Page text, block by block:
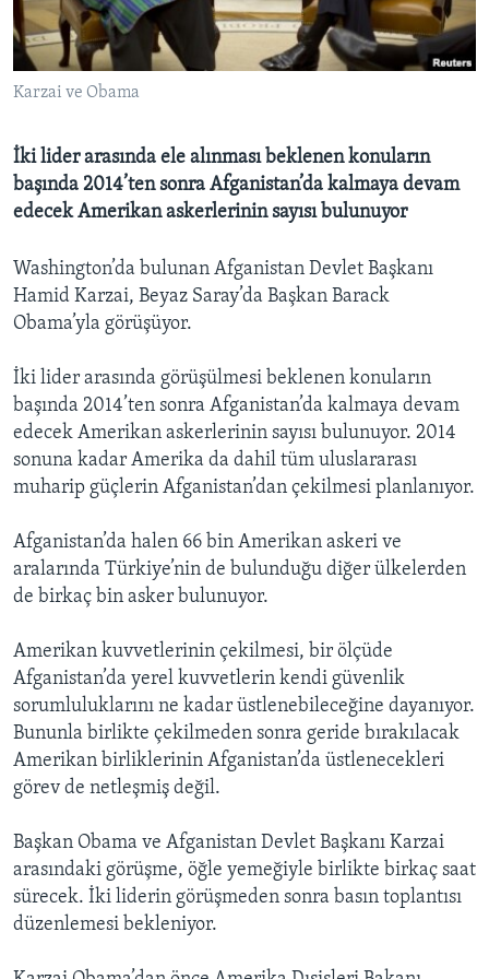
HAYATTAN
SANAT
BIZI TAKIP EDIN
Karzai ve Obama
İki lider arasında ele alınması beklenen konuların
başında 2014’ten sonra Afganistan’da kalmaya devam
edecek Amerikan askerlerinin sayısı bulunuyor
Washington’da bulunan Afganistan Devlet Başkanı
Hamid Karzai, Beyaz Saray’da Başkan Barack
Obama’yla görüşüyor.
İki lider arasında görüşülmesi beklenen konuların
başında 2014’ten sonra Afganistan’da kalmaya devam
edecek Amerikan askerlerinin sayısı bulunuyor. 2014
sonuna kadar Amerika da dahil tüm uluslararası
muharip güçlerin Afganistan’dan çekilmesi planlanıyor.
Afganistan’da halen 66 bin Amerikan askeri ve
aralarında Türkiye’nin de bulunduğu diğer ülkelerden
de birkaç bin asker bulunuyor.
Amerikan kuvvetlerinin çekilmesi, bir ölçüde
Afganistan’da yerel kuvvetlerin kendi güvenlik
sorumluluklarını ne kadar üstlenebileceğine dayanıyor.
Bununla birlikte çekilmeden sonra geride bırakılacak
Amerikan birliklerinin Afganistan’da üstlenecekleri
görev de netleşmiş değil.
Başkan Obama ve Afganistan Devlet Başkanı Karzai
arasındaki görüşme, öğle yemeğiyle birlikte birkaç saat
sürecek. İki liderin görüşmeden sonra basın toplantısı
düzenlemesi bekleniyor.